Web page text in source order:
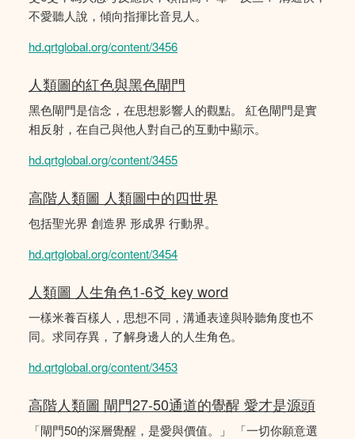
不愛聽人說，傾向指揮比音見人。
hd.qrtglobal.org/content/3456
人類圖的紅色與黑色閘門
黑色閘門是信念，在思想影響人的觀點。 紅色閘門是實
相反射，在自己與他人對自己的互動中顯示。
hd.qrtglobal.org/content/3455
高階人類圖 人類圖中的四世界
包括聖光界 創造界 形成界 行動界。
hd.qrtglobal.org/content/3454
人類圖 人生角色1-6爻 key word
一樣米養百樣人，思想不同，溝通表達與聆聽角度也不
同。求同存異，了解身邊人的人生角色。
hd.qrtglobal.org/content/3453
高階人類圖 閘門27-50通道的覺醒 愛才是源頭
「閘門50的深層覺醒，是愛與價值。」 「一切你願意選